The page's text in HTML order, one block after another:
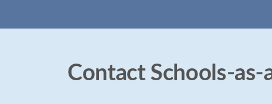
Contact Schools-as-